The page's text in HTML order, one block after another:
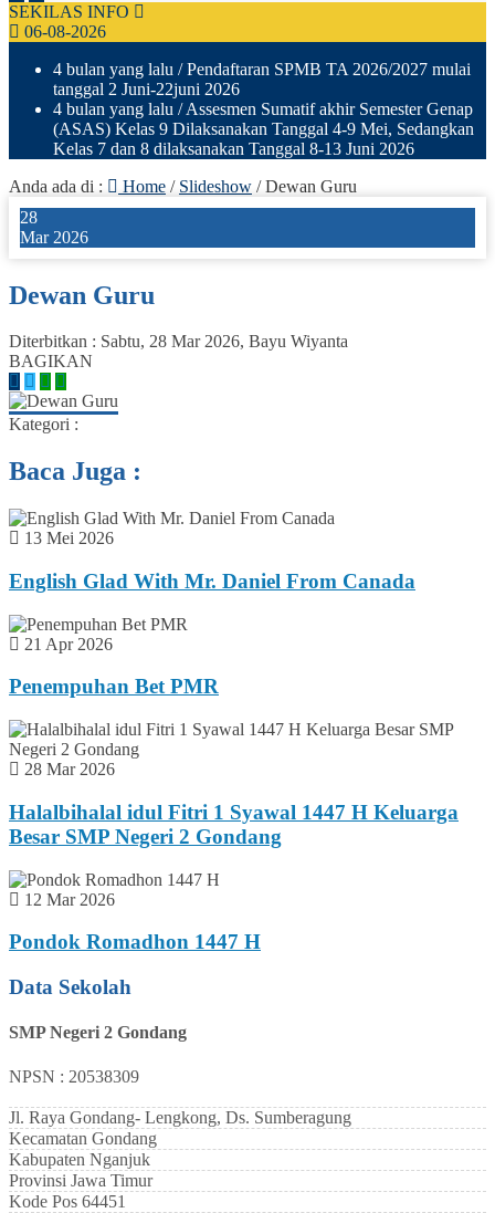
SEKILAS INFO
06-08-2026
4 bulan yang lalu / Pendaftaran SPMB TA 2026/2027 mulai
tanggal 2 Juni-22juni 2026
4 bulan yang lalu / Assesmen Sumatif akhir Semester Genap
(ASAS) Kelas 9 Dilaksanakan Tanggal 4-9 Mei, Sedangkan
Kelas 7 dan 8 dilaksanakan Tanggal 8-13 Juni 2026
Anda ada di :
Home / Slideshow /Dewan Guru
28
Mar 2026
Dewan Guru
Diterbitkan : Sabtu, 28 Mar 2026, Bayu Wiyanta
BAGIKAN
Kategori :
Baca Juga :
13 Mei 2026
English Glad With Mr. Daniel From Canada
21 Apr 2026
Penempuhan Bet PMR
28 Mar 2026
Halalbihalal idul Fitri 1 Syawal 1447 H Keluarga
Besar SMP Negeri 2 Gondang
12 Mar 2026
Pondok Romadhon 1447 H
Data Sekolah
SMP Negeri 2 Gondang
NPSN : 20538309
Jl. Raya Gondang- Lengkong, Ds. Sumberagung
Kecamatan Gondang
Kabupaten Nganjuk
Provinsi Jawa Timur
Kode Pos 64451